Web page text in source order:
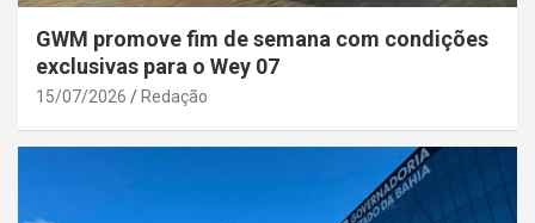
GWM promove fim de semana com condições
exclusivas para o Wey 07
15/07/2026 Redação